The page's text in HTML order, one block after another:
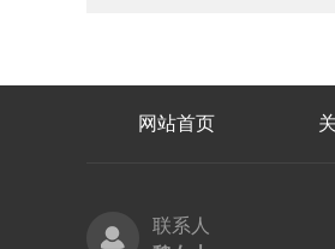
网站首页
联系人